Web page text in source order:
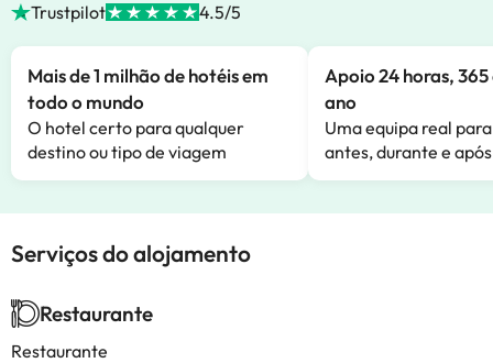
Trustpilot 4.5/5
Mais de 1 milhão de hotéis em
todo o mundo
O hotel certo para qualquer
destino ou tipo de viagem
Apoio 24 horas,
ano
Uma equipa real
antes, durante e
Serviços do alojamento
Restaurante
Restaurante